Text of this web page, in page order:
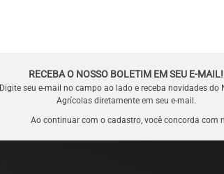
RECEBA O NOSSO BOLETIM EM SEU E-MAIL!
Digite seu e-mail no campo ao lado e receba novidades do
Agrícolas diretamente em seu e-mail.
Ao continuar com o cadastro, você concorda com